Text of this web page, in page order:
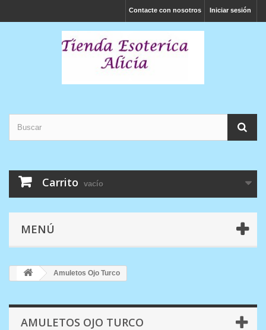
Iniciar sesión
Contacte con nosotros
Carrito vacío
MENÚ
Amuletos Ojo Turco
AMULETOS OJO TURCO